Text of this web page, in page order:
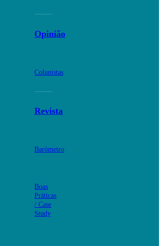
Opinião
Colunistas
Revista
Barómetro
Boas
Práticas
/ Case
Study